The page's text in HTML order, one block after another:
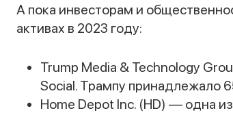
А пока инвесторам и
активах в 2023 году:
Trump Media & Technology
Social. Трампу принадлежало
Home Depot Inc. (HD) — одна